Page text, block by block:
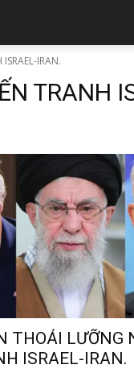
IRAN.
TRANH
THOÁI LƯỠNG
ISRAEL-IRAN.